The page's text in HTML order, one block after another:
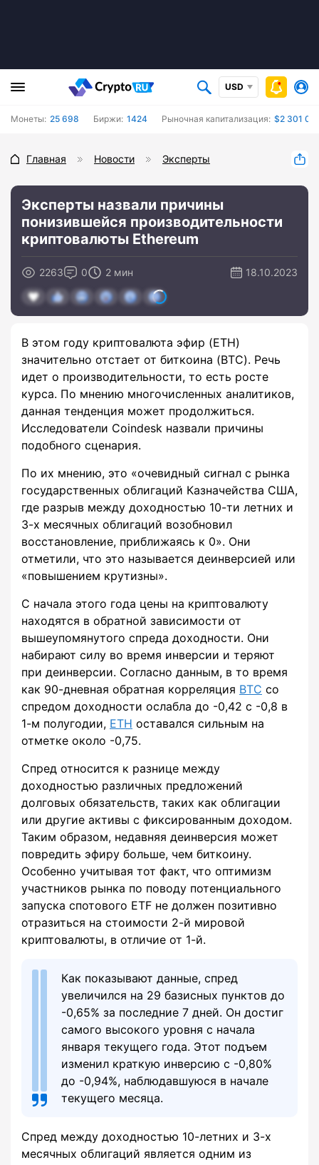
USD
Монеты: 25 698 Биржи: 1424 Рыночная капитализация: $2 301
Главная Новости Эксперты
Эксперты назвали причины
понизившейся производительности
криптовалюты Ethereum
2263 0 2 мин 18.10.2023
В этом году криптовалюта эфир (ETH)
значительно отстает от биткоина (BTC). Речь
идет о производительности, то есть росте
курса. По мнению многочисленных аналитиков,
данная тенденция может продолжиться.
Исследователи Coindesk назвали причины
подобного сценария.
По их мнению, это «очевидный сигнал с рынка
государственных облигаций Казначейства США,
где разрыв между доходностью 10-ти летних и
3-х месячных облигаций возобновил
восстановление, приближаясь к 0». Они
отметили, что это называется деинверсией или
«повышением крутизны».
С начала этого года цены на криптовалюту
находятся в обратной зависимости от
вышеупомянутого спреда доходности. Они
набирают силу во время инверсии и теряют
при деинверсии. Согласно данным, в то время
как 90-дневная обратная корреляция BTC со
спредом доходности ослабла до -0,42 с -0,8 в
1-м полугодии, ETH оставался сильным на
отметке около -0,75.
Спред относится к разнице между
доходностью различных предложений
долговых обязательств, таких как облигации
или другие активы с фиксированным доходом.
Таким образом, недавняя деинверсия может
повредить эфиру больше, чем биткоину.
Особенно учитывая тот факт, что оптимизм
участников рынка по поводу потенциального
запуска спотового ETF не должен позитивно
отразиться на стоимости 2-й мировой
криптовалюты, в отличие от 1-й.
Как показывают данные, спред
увеличился на 29 базисных пунктов до
-0,65% за последние 7 дней. Он достиг
самого высокого уровня с начала
января текущего года. Этот подъем
изменил краткую инверсию с -0,80%
до -0,94%, наблюдавшуюся в начале
текущего месяца.
Спред между доходностью 10-летних и 3-х
месячных облигаций является одним из